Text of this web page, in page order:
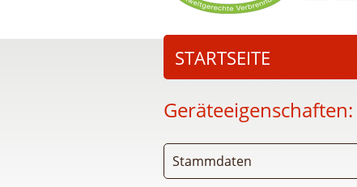
STARTSEITE
Geräteeigenschaften:
Stammdaten